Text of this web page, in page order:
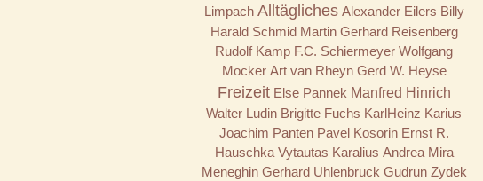
Limpach Alltägliches Alexander Eilers Billy
Harald Schmid Martin Gerhard Reisenberg
Rudolf Kamp F.C. Schiermeyer Wolfgang
Mocker Art van Rheyn Gerd W. Heyse
Freizeit Else Pannek Manfred Hinrich
Walter Ludin Brigitte Fuchs KarlHeinz Karius
Joachim Panten Pavel Kosorin Ernst R.
Hauschka Vytautas Karalius Andrea Mira
Meneghin Gerhard Uhlenbruck Gudrun Zydek